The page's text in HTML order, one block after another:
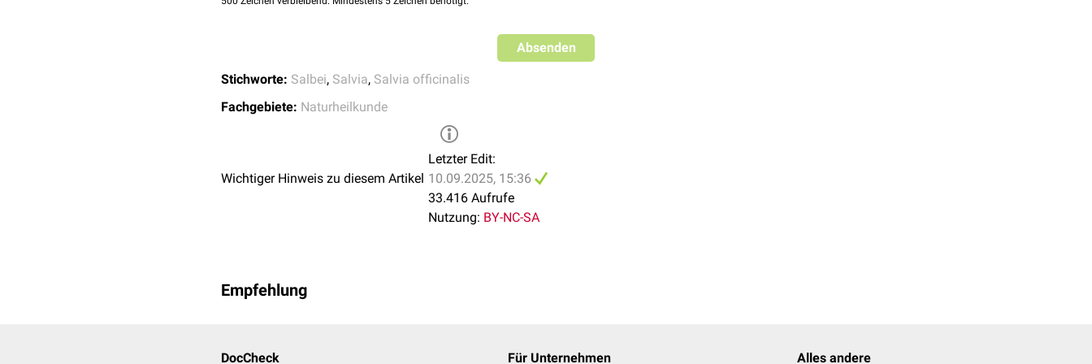
Absenden
Stichworte: Salbei, Salvia, Salvia officinalis
Fachgebiete: Naturheilkunde
Wichtiger Hinweis zu diesem Artikel
Letzter Edit:
10.09.2025, 15:36
33.416 Aufrufe
Nutzung: BY-NC-SA
Empfehlung
DocCheck Für Unternehmen Alles andere